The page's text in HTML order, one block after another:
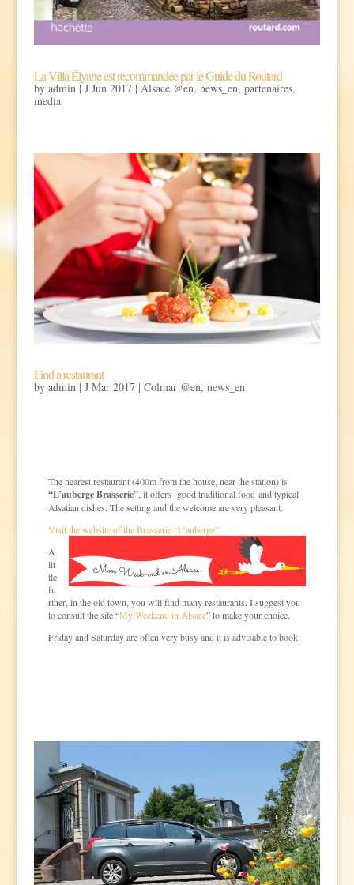
La Villa Élyane est recommandée par le Guide du Routard
by admin|J Jun 2017| Alsace @en, news_en, partenaires,
media
Find a restaurant
by admin| J Mar 2017| Colmar @en, news_en
The nearest restaurant (400m from the house, near the station) is
“L’auberge Brasserie”, it offers good traditional food and typical
Alsatian dishes. The setting and the welcome are very pleasant.
Visit the website of the Brasserie “L’auberge”.
A
lit
tle
fu
rther, in the old town, you will find many restaurants. I suggest you
to consult the site “My Weekend in Alsace” to make your choice.
Friday and Saturday are often very busy and it is advisable to book.